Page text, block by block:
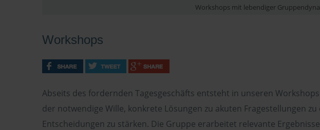
Workshops mit lebendiger
Workshops
Abseits des fordernden Tagesgeschäfts entsteht in unseren
der notwendige Wille, konkrete Lösungen zu akuten Fragestellungen
Entscheidungen zu stärken. Die Gruppe erarbeitet relevante